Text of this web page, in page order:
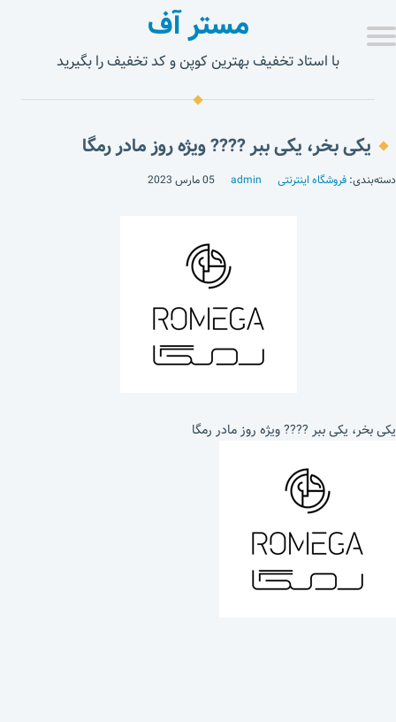
مستر آف
با استاد تخفیف بهترین کوپن و کد تخفیف را بگیرید
یکی بخر، یکی ببر ???? ویژه روز مادر رمگا
دسته‌بندی: فروشگاه اینترنتی admin 05 مارس 2023
یکی بخر، یکی ببر ???? ویژه روز مادر رمگا